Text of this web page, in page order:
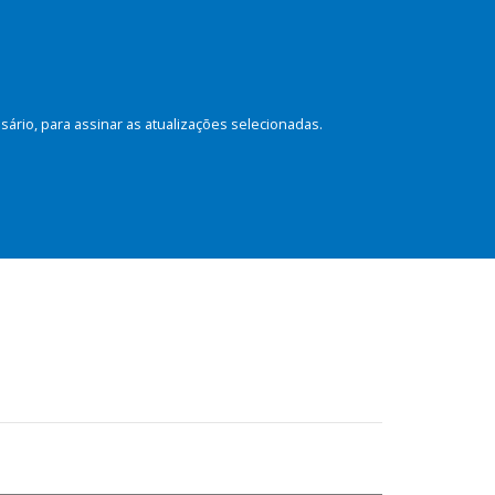
para assinar as atualizações selecionadas.